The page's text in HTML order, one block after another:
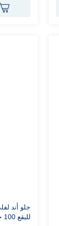
جلو أند
للبقع 100 جم